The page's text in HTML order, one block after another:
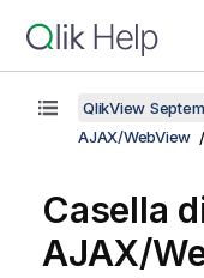
QlikView
AJAX/WebView
Casella
AJAX/